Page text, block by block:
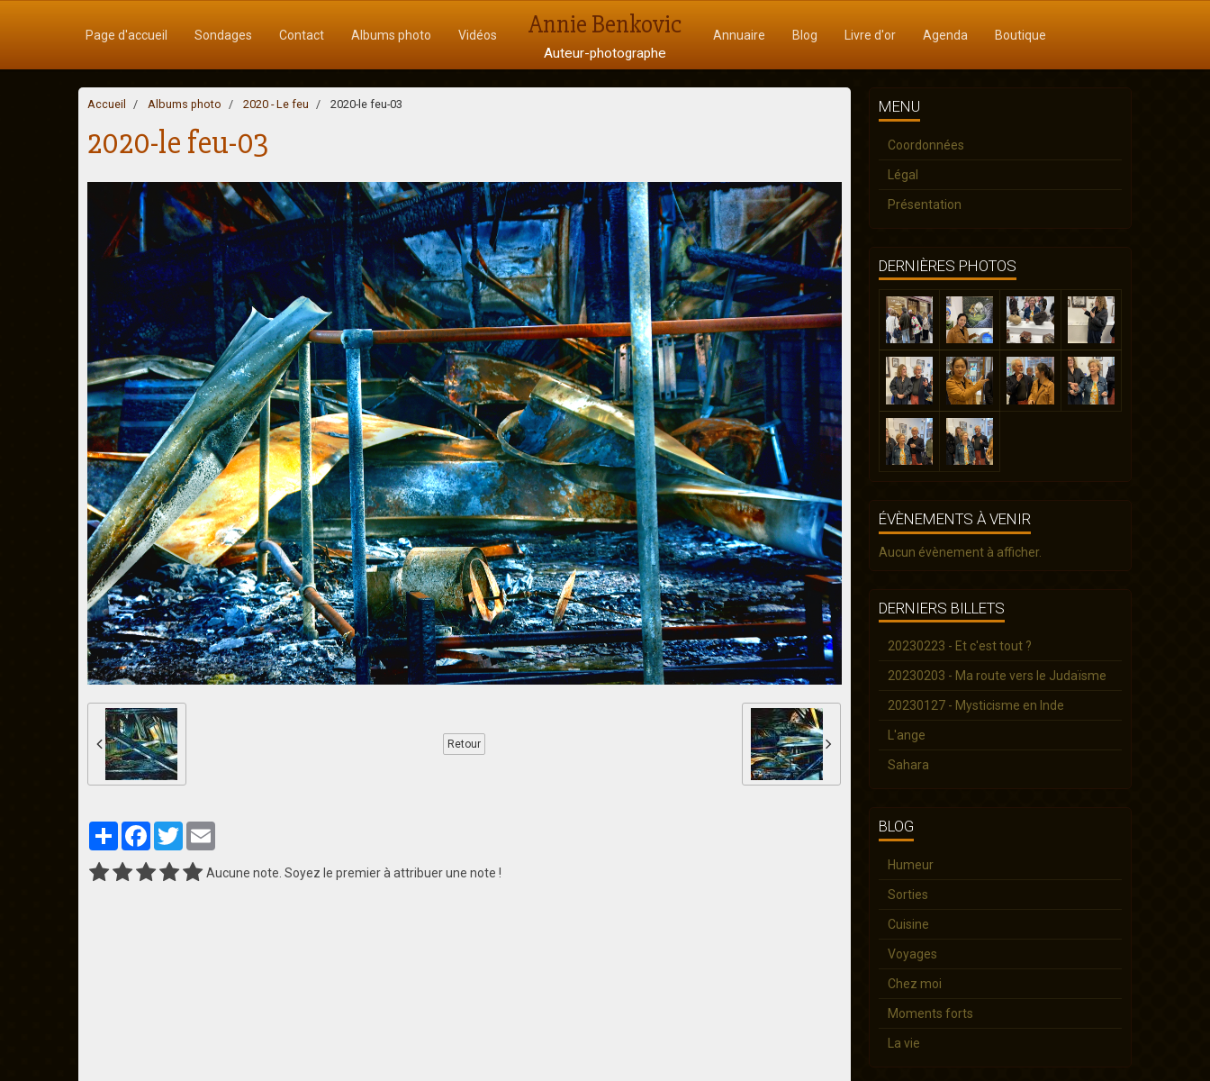
Page d'accueil Sondages Contact Albums photo Vidéos Annie Benkovic
Auteur-photographe
Annuaire Blog Livre d'or Agenda Boutique
Accueil Albums photo 2020 - Le feu 2020-le feu-03
2020-le feu-03
Retour
PartagerFacebook
Twitter
Aucune note. Soyez le premier à attribuer une note !
MENU
Coordonnées
Légal
Présentation
DERNIÈRES PHOTOS
ÉVÈNEMENTS À VENIR
Aucun évènement à afficher.
DERNIERS BILLETS
20230223 - Et c'est tout ?
20230203 - Ma route vers le Judaïsme
20230127 - Mysticisme en Inde
L'ange
Sahara
BLOG
Humeur
Sorties
Cuisine
Voyages
Chez moi
Moments forts
La vie